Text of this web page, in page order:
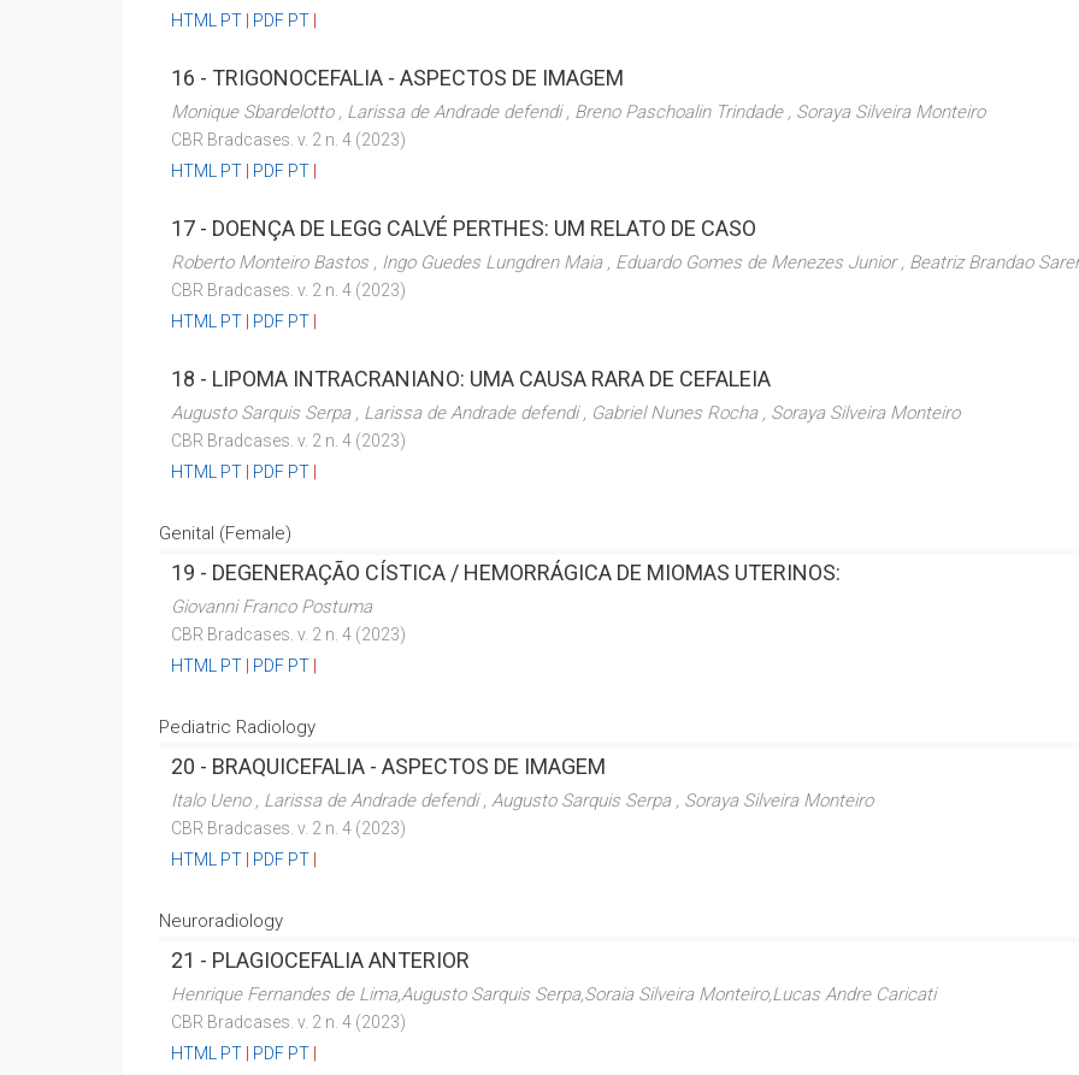
HTML PT
PDF PT
16 - TRIGONOCEFALIA - ASPECTOS DE IMAGEM
Monique Sbardelotto , Larissa de Andrade defendi , Breno Paschoalin Trindade , Soraya Silveira Monteiro
CBR Bradcases. v. 2 n. 4 (2023)
HTML PT
PDF PT
17 - DOENÇA DE LEGG CALVÉ PERTHES: UM RELATO DE CASO
Roberto Monteiro Bastos , Ingo Guedes Lungdren Maia , Eduardo Gomes de Menezes Junior , Beatriz Brandao
CBR Bradcases. v. 2 n. 4 (2023)
HTML PT
PDF PT
18 - LIPOMA INTRACRANIANO: UMA CAUSA RARA DE CEFALEIA
Augusto Sarquis Serpa , Larissa de Andrade defendi , Gabriel Nunes Rocha , Soraya Silveira Monteiro
CBR Bradcases. v. 2 n. 4 (2023)
HTML PT
PDF PT
Genital (Female)
19 - DEGENERAÇÃO CÍSTICA / HEMORRÁGICA DE MIOMAS UTERINOS:
Giovanni Franco Postuma
CBR Bradcases. v. 2 n. 4 (2023)
HTML PT
PDF PT
Pediatric Radiology
20 - BRAQUICEFALIA - ASPECTOS DE IMAGEM
Italo Ueno , Larissa de Andrade defendi , Augusto Sarquis Serpa , Soraya Silveira Monteiro
CBR Bradcases. v. 2 n. 4 (2023)
HTML PT
PDF PT
Neuroradiology
21 - PLAGIOCEFALIA ANTERIOR
Henrique Fernandes de Lima,Augusto Sarquis Serpa,Soraia Silveira Monteiro,Lucas Andre Caricati
CBR Bradcases. v. 2 n. 4 (2023)
HTML PT
PDF PT